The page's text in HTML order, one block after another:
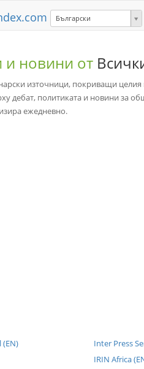
Български
и новини от
източници, покриващи целия
дебат, политиката и новини за
ежедневно.
Inter Press
IRIN Africa